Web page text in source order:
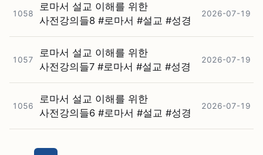
1058
로마서 설교 이해를 위한
사전강의들8 #⁠로마서 #⁠설교 #⁠성경
2026-07-19
1057
로마서 설교 이해를 위한
사전강의들7 #⁠로마서 #⁠설교 #⁠성경
2026-07-19
1056
로마서 설교 이해를 위한
사전강의들6 #⁠로마서 #⁠설교 #⁠성경
2026-07-19